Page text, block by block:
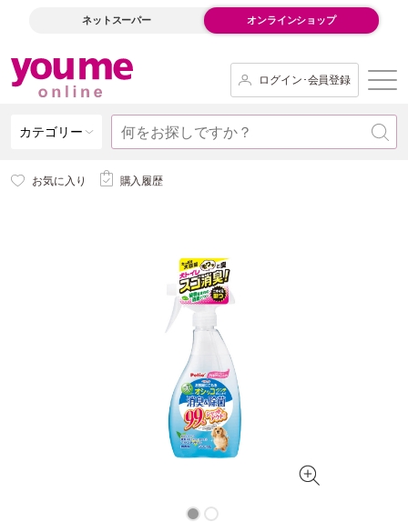
ネットスーパー オンラインショップ
ログイン･会員登録
カテゴリー
お気に入り 購入履歴